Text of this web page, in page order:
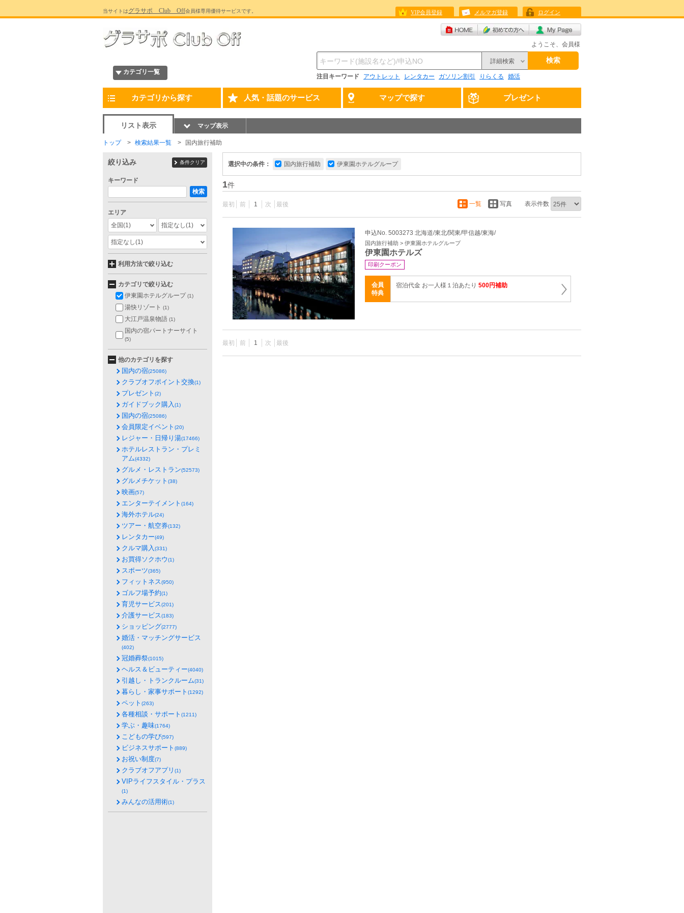
当サイトはグラサポ Club Off会員様専用優待サービスです。 VIP会員登録 メルマガ登録 ログイン
ようこそ、会員様
カテゴリ一覧
詳細検索 検索
注目キーワード アウトレット レンタカー ガソリン割引 りらくる 婚活
カテゴリから探す 人気・話題のサービス マップで探す プレゼント
リスト表示 マップ表示
トップ 検索結果一覧 国内旅行補助
選択中の条件： 国内旅行補助 伊東園ホテルグループ
1件
最初 前 1 次 最後 一覧 写真 表示件数
申込No. 5003273 北海道/東北/関東/甲信越/東海/
国内旅行補助 > 伊東園ホテルグループ
伊東園ホテルズ
印刷クーポン
会員
特典
宿泊代金 お一人様１泊あたり 500円補助
最初 前 1 次 最後
絞り込み 条件クリア
キーワード
検索
エリア
全国(1) 指定なし(1)
指定なし(1)
利用方法で絞り込む
カテゴリで絞り込む
伊東園ホテルグループ(1)
湯快リゾート (1)
大江戸温泉物語 (1)
国内の宿パートナーサイト
(5)
他のカテゴリを探す
国内の宿(25086)
クラブオフポイント交換(1)
プレゼント (2)
ガイドブック購入(1)
国内の宿(25086)
会員限定イベント (20)
レジャー・日帰り湯(17466)
ホテルレストラン・プレミ
アム(4332)
グルメ・レストラン(52573)
グルメチケット (38)
映画(57)
エンターテイメント (164)
海外ホテル(24)
ツアー・航空券(132)
レンタカー(49)
クルマ購入(331)
お買得ソクホウ(1)
スポーツ(365)
フィットネス(950)
ゴルフ場予約(1)
育児サービス(201)
介護サービス(183)
ショッピング(2777)
婚活・マッチングサービス
(402)
冠婚葬祭(1015)
ヘルス＆ビューティー(4040)
引越し・トランクルーム(31)
暮らし・家事サポート (1292)
ペット (263)
各種相談・サポート (1211)
学ぶ・趣味(1764)
こどもの学び(597)
ビジネスサポート (889)
お祝い制度(7)
クラブオフアプリ (1)
VIPライフスタイル・プラス
(1)
みんなの活用術(1)